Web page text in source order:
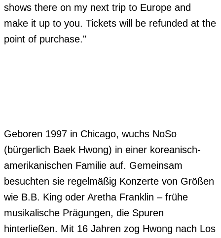
shows there on my next trip to Europe and
make it up to you. Tickets will be refunded at the
point of purchase."
Geboren 1997 in Chicago, wuchs NoSo
(bürgerlich Baek Hwong) in einer koreanisch-
amerikanischen Familie auf. Gemeinsam
besuchten sie regelmäßig Konzerte von Größen
wie B.B. King oder Aretha Franklin – frühe
musikalische Prägungen, die Spuren
hinterließen. Mit 16 Jahren zog Hwong nach Los